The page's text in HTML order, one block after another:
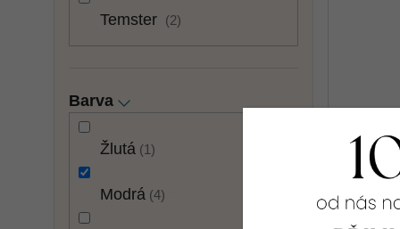
Temster 2
Barva
Žlutá 1
Modrá 4